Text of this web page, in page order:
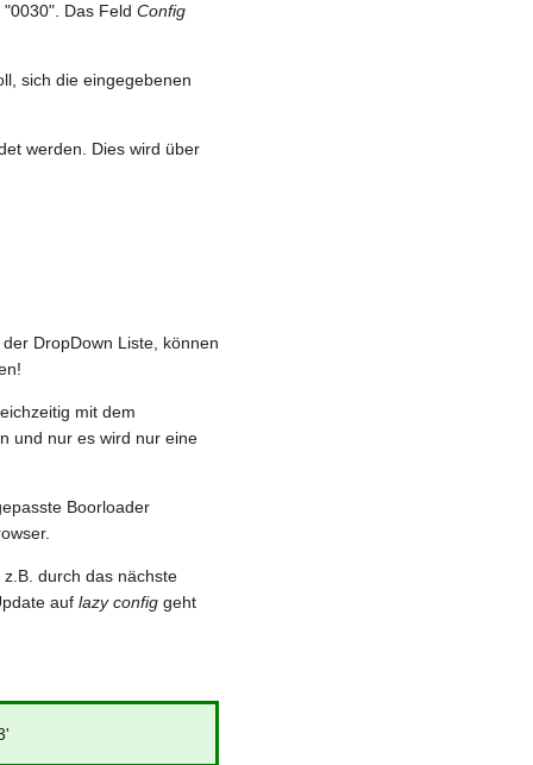
Das Feld Config
sich die eingegebenen
werden. Dies wird über
der DropDown Liste, können
mit dem
und nur es wird nur eine
Boorloader
durch das nächste
auf lazy config geht